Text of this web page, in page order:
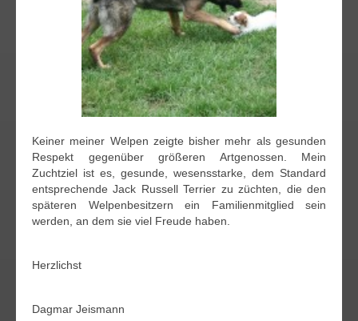
Keiner meiner Welpen zeigte bisher mehr als gesunden
Respekt gegenüber größeren Artgenossen. Mein
Zuchtziel ist es, gesunde, wesensstarke, dem Standard
entsprechende Jack Russell Terrier zu züchten, die den
späteren Welpenbesitzern ein Familienmitglied sein
werden, an dem sie viel Freude haben.
Herzlichst
Dagmar Jeismann